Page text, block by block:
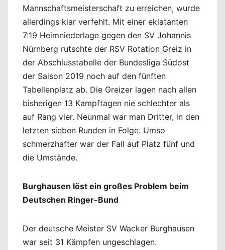
Mannschaftsmeisterschaft zu erreichen, wurde
allerdings klar verfehlt. Mit einer eklatanten
7:19 Heimniederlage gegen den SV Johannis
Nürnberg rutschte der RSV Rotation Greiz in
der Abschlusstabelle der Bundesliga Südost
der Saison 2019 noch auf den fünften
Tabellenplatz ab. Die Greizer lagen nach allen
bisherigen 13 Kampftagen nie schlechter als
auf Rang vier. Neunmal war man Dritter, in den
letzten sieben Runden in Folge. Umso
schmerzhafter war der Fall auf Platz fünf und
die Umstände.
Burghausen löst ein großes Problem beim
Deutschen Ringer-Bund
Der deutsche Meister SV Wacker Burghausen
war seit 31 Kämpfen ungeschlagen.